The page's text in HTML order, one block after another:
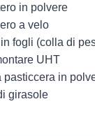
in polvere
a velo
fogli (colla di
UHT
pasticcera in
girasole